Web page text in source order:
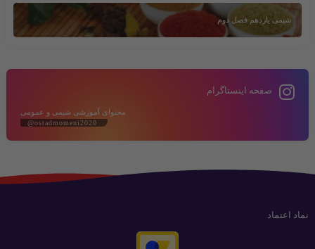
شیمی یازدهم فصل دوم
صفحه اینستاگرام
محتوای آموزشی شیمی و عمومی
@ostadmomeni2020
نماد اعتماد